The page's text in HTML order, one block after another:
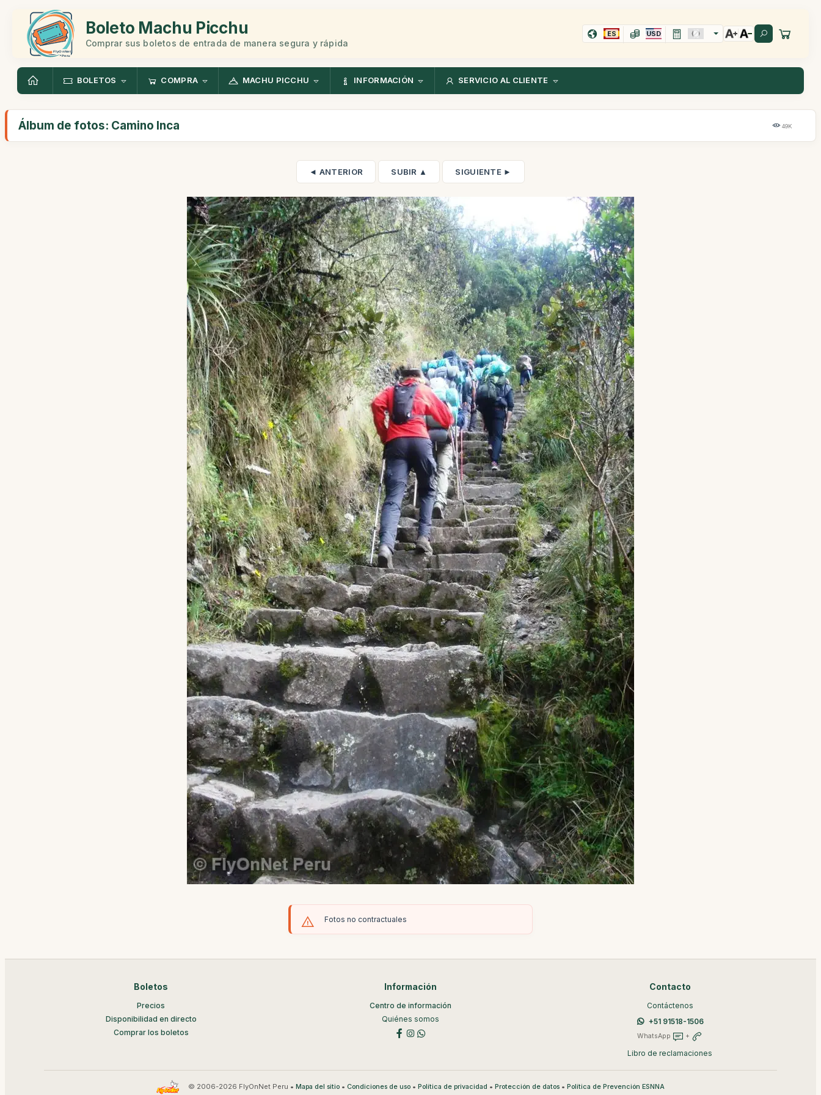
Boleto Machu Picchu
Comprar sus boletos de entrada de manera segura y rápida
ES USD
BOLETOS COMPRA MACHU PICCHU INFORMACIÓN SERVICIO AL CLIENTE
Álbum de fotos: Camino Inca 49K
◄ ANTERIOR SUBIR ▲ SIGUIENTE ►
Fotos no contractuales
Boletos
Precios
Disponibilidad en directo
Comprar los boletos
Información
Centro de información
Quiénes somos
Contacto
Contáctenos
+51 91518-1506
WhatsApp +
Libro de reclamaciones
© 2006-2026 FlyOnNet Peru •Mapa del sitio •Condiciones de uso •Política de privacidad •Protección de datos •Política de Prevención ESNNA